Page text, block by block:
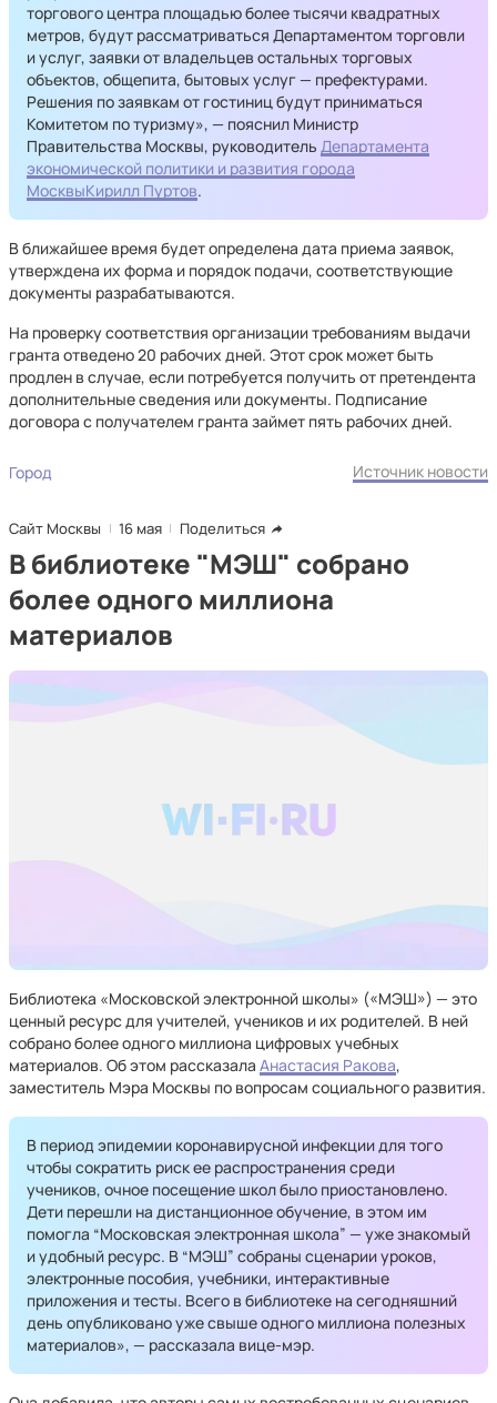
торгового центра площадью более тысячи квадратных
метров, будут рассматриваться Департаментом торговли
и услуг, заявки от владельцев остальных торговых
объектов, общепита, бытовых услуг — префектурами.
Решения по заявкам от гостиниц будут приниматься
Комитетом по туризму», — пояснил Министр
Правительства Москвы, руководитель Департамента
экономической политики и развития города
МосквыКирилл Пуртов.
В ближайшее время будет определена дата приема заявок,
утверждена их форма и порядок подачи, соответствующие
документы разрабатываются.
На проверку соответствия организации требованиям выдачи
гранта отведено 20 рабочих дней. Этот срок может быть
продлен в случае, если потребуется получить от претендента
дополнительные сведения или документы. Подписание
договора с получателем гранта займет пять рабочих дней.
Город Источник новости
Сайт Москвы 16 мая Поделиться
В библиотеке "МЭШ" собрано
более одного миллиона
материалов
Библиотека «Московской электронной школы» («МЭШ») — это
ценный ресурс для учителей, учеников и их родителей. В ней
собрано более одного миллиона цифровых учебных
материалов. Об этом рассказала Анастасия Ракова,
заместитель Мэра Москвы по вопросам социального развития.
В период эпидемии коронавирусной инфекции для того
чтобы сократить риск ее распространения среди
учеников, очное посещение школ было приостановлено.
Дети перешли на дистанционное обучение, в этом им
помогла “Московская электронная школа” — уже знакомый
и удобный ресурс. В “МЭШ” собраны сценарии уроков,
электронные пособия, учебники, интерактивные
приложения и тесты. Всего в библиотеке на сегодняшний
день опубликовано уже свыше одного миллиона полезных
материалов», — рассказала вице-мэр.